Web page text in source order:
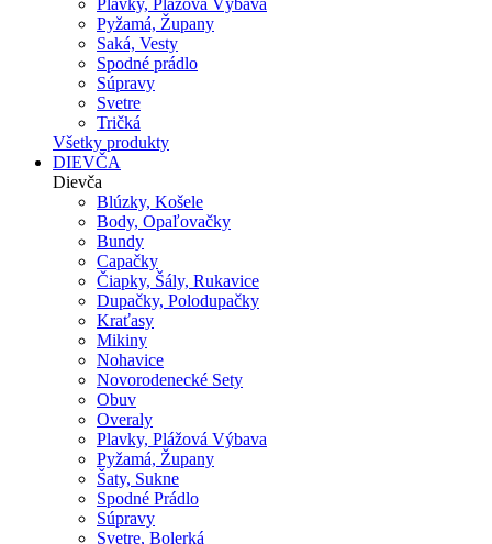
Plavky, Plážová Výbava
Pyžamá, Župany
Saká, Vesty
Spodné prádlo
Súpravy
Svetre
Tričká
Všetky produkty
DIEVČA
Dievča
Blúzky, Košele
Body, Opaľovačky
Bundy
Capačky
Čiapky, Šály, Rukavice
Dupačky, Polodupačky
Kraťasy
Mikiny
Nohavice
Novorodenecké Sety
Obuv
Overaly
Plavky, Plážová Výbava
Pyžamá, Župany
Šaty, Sukne
Spodné Prádlo
Súpravy
Svetre, Bolerká